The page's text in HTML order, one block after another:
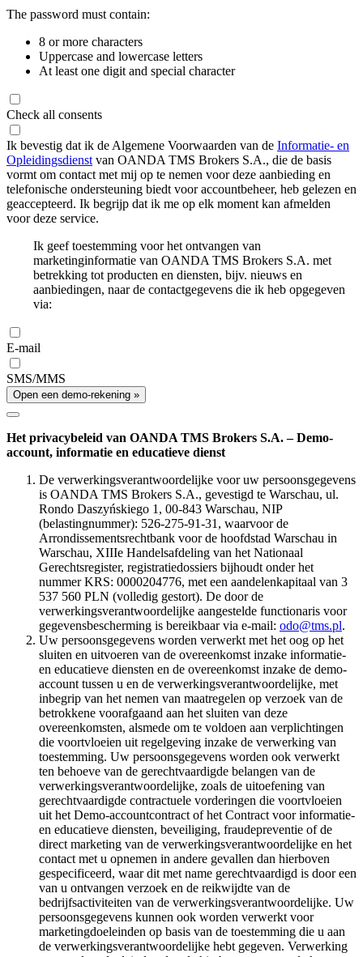
The password must contain:
8 or more characters
Uppercase and lowercase letters
At least one digit and special character
Check all consents
Ik bevestig dat ik de Algemene Voorwaarden van de Informatie- en
Opleidingsdienst van OANDA TMS Brokers S.A., die de basis
vormt om contact met mij op te nemen voor deze aanbieding en
telefonische ondersteuning biedt voor accountbeheer, heb gelezen en
geaccepteerd. Ik begrijp dat ik me op elk moment kan afmelden
voor deze service.
Ik geef toestemming voor het ontvangen van
marketinginformatie van OANDA TMS Brokers S.A. met
betrekking tot producten en diensten, bijv. nieuws en
aanbiedingen, naar de contactgegevens die ik heb opgegeven
via:
E-mail
SMS/MMS
Open een demo-rekening »
Het privacybeleid van OANDA TMS Brokers S.A. – Demo-
account, informatie en educatieve dienst
De verwerkingsverantwoordelijke voor uw persoonsgegevens
is OANDA TMS Brokers S.A., gevestigd te Warschau, ul.
Rondo Daszyńskiego 1, 00-843 Warschau, NIP
(belastingnummer): 526-275-91-31, waarvoor de
Arrondissementsrechtbank voor de hoofdstad Warschau in
Warschau, XIIIe Handelsafdeling van het Nationaal
Gerechtsregister, registratiedossiers bijhoudt onder het
nummer KRS: 0000204776, met een aandelenkapitaal van 3
537 560 PLN (volledig gestort). De door de
verwerkingsverantwoordelijke aangestelde functionaris voor
gegevensbescherming is bereikbaar via e-mail: odo@tms.pl.
Uw persoonsgegevens worden verwerkt met het oog op het
sluiten en uitvoeren van de overeenkomst inzake informatie-
en educatieve diensten en de overeenkomst inzake de demo-
account tussen u en de verwerkingsverantwoordelijke, met
inbegrip van het nemen van maatregelen op verzoek van de
betrokkene voorafgaand aan het sluiten van deze
overeenkomsten, alsmede om te voldoen aan verplichtingen
die voortvloeien uit regelgeving inzake de verwerking van
toestemming. Uw persoonsgegevens worden ook verwerkt
ten behoeve van de gerechtvaardigde belangen van de
verwerkingsverantwoordelijke, zoals de uitoefening van
gerechtvaardigde contractuele vorderingen die voortvloeien
uit het Demo-accountcontract of het Contract voor informatie-
en educatieve diensten, beveiliging, fraudepreventie of de
direct marketing van de verwerkingsverantwoordelijke en het
contact met u opnemen in andere gevallen dan hierboven
gespecificeerd, waar dit met name gerechtvaardigd is door een
van u ontvangen verzoek en de reikwijdte van de
bedrijfsactiviteiten van de verwerkingsverantwoordelijke. Uw
persoonsgegevens kunnen ook worden verwerkt voor
marketingdoeleinden op basis van de toestemming die u aan
de verwerkingsverantwoordelijke hebt gegeven. Verwerking